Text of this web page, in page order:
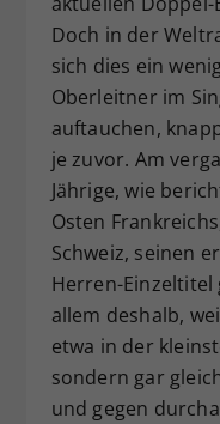
Doch in der
sich dies ein
Oberleitner im
auftauchen,
je zuvor. Am
Jährige, wie
Osten
Schweiz, seinen
Herren-
allem deshalb,
etwa in der
sondern gar
und gegen
Zweck
hat.